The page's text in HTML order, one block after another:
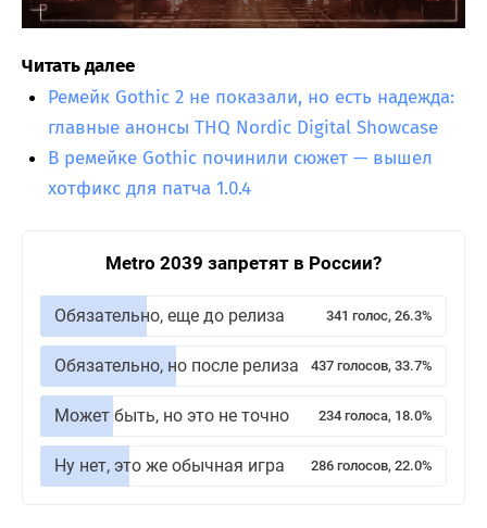
Читать далее
Ремейк Gothic 2 не показали, но есть надежда:
главные анонсы THQ Nordic Digital Showcase
В ремейке Gothic починили сюжет — вышел
хотфикс для патча 1.0.4
Metro 2039 запретят в России?
Обязательно, еще до релиза 341 голос, 26.3%
Обязательно, но после релиза 437 голосов, 33.7%
Может быть, но это не точно 234 голоса, 18.0%
Ну нет, это же обычная игра 286 голосов, 22.0%